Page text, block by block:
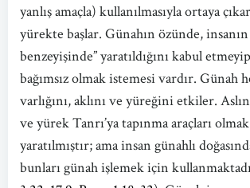
yanlış amaçla) kullanılmasıyla ortaya
yürekte başlar. Günahın özünde, insanın
benzeyişinde” yaratıldığını kabul
bağımsız olmak istemesi vardır. Günah
varlığını, aklını ve yüreğini etkiler.
ve yürek Tanrı’ya tapınma araçları
yaratılmıştır; ama insan günahlı
bunları günah işlemek için